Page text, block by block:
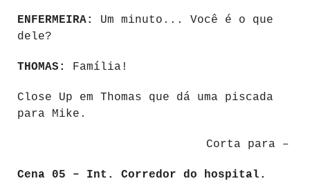
ENFERMEIRA:
Um minuto... Você é o que
dele?
THOMAS: Família!
Close Up em Thomas que dá uma piscada
para Mike.
Corta para –
Cena 05 – Int. Corredor do hospital.